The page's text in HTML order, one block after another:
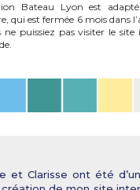
Bateau Lyon est
qui est fermée 6 mois dans
ne puissiez pas visiter le site
et Clarisse ont été